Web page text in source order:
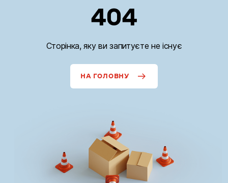
404
Сторінка, яку ви запитуєте не існує
НА ГОЛОВНУ